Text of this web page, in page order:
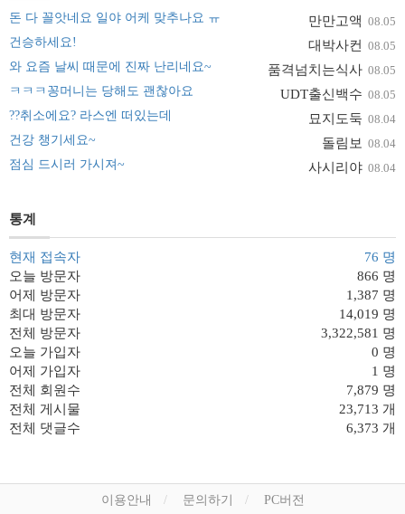
만만고액 08.05
돈 다 꼴앗네요 일야 어케 맞추나요 ㅠ
대박사컨 08.05
건승하세요!
품격넘치는식사 08.05
와 요즘 날씨 때문에 진짜 난리네요~
UDT출신백수 08.05
ㅋㅋㅋ꽁머니는 당해도 괜찮아요
묘지도둑 08.04
??취소에요? 라스엔 떠있는데
돌림보 08.04
건강 챙기세요~
사시리야 08.04
점심 드시러 가시져~
통계
현재 접속자
76 명
오늘 방문자
866 명
어제 방문자
1,387 명
최대 방문자
14,019 명
전체 방문자
3,322,581 명
오늘 가입자
0 명
어제 가입자
1 명
전체 회원수
7,879 명
전체 게시물
23,713 개
전체 댓글수
6,373 개
이용안내 문의하기 PC버전